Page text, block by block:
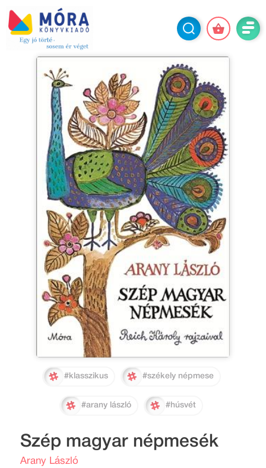
#klasszikus #székely népmese
#arany lászló #húsvét
Szép magyar népmesék
Arany László